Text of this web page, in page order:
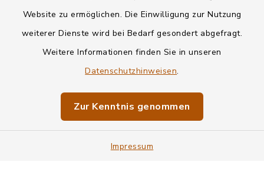
Website zu ermöglichen. Die Einwilligung zur Nutzung
weiterer Dienste wird bei Bedarf gesondert abgefragt.
Weitere Informationen finden Sie in unseren
Datenschutzhinweisen.
Zur Kenntnis genommen
Impressum
Informationspflichten
Impressum
Sitemap